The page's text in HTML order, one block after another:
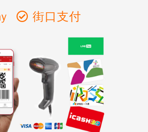
街口支付